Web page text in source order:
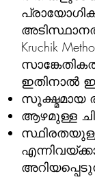
Kruchik
ഇതിനാൽ
സൂക്ഷ്മമായ
ആഴമുള്ള